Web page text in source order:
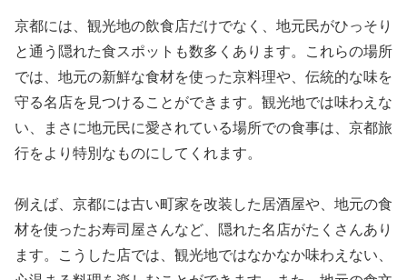
京都には、観光地の飲食店だけでなく、地元民がひっそり
と通う隠れた食スポットも数多くあります。これらの場所
では、地元の新鮮な食材を使った京料理や、伝統的な味を
守る名店を見つけることができます。観光地では味わえな
い、まさに地元民に愛されている場所での食事は、京都旅
行をより特別なものにしてくれます。
例えば、京都には古い町家を改装した居酒屋や、地元の食
材を使ったお寿司屋さんなど、隠れた名店がたくさんあり
ます。こうした店では、観光地ではなかなか味わえない、